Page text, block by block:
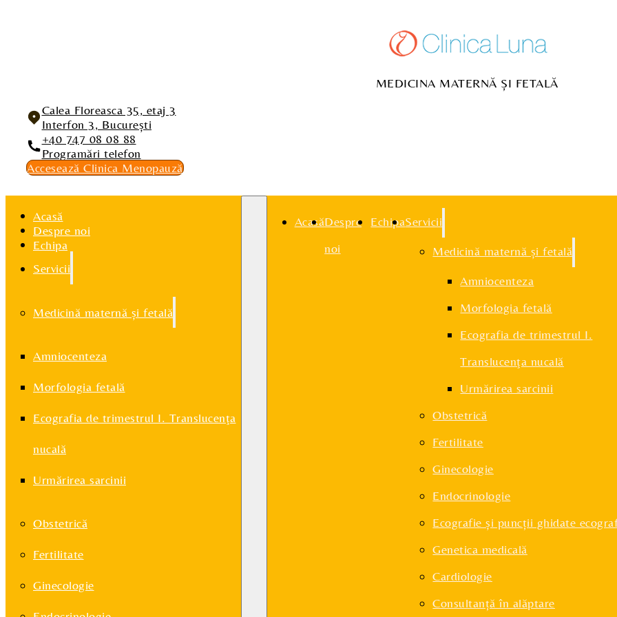
MEDICINA MATERNĂ ȘI FETALĂ
Calea Floreasca 35, etaj 3
Interfon 3, București
+40 747 08 08 88
Programări telefon
Accesează Clinica Menopauză
Acasă
Despre noi
Echipa
Servicii
Medicină maternă și fetală
Amniocenteza
Morfologia fetală
Ecografia de trimestrul I. Translucenţa
nucală
Urmărirea sarcinii
Obstetrică
Fertilitate
Ginecologie
AcasăDespre
noi
EchipaServicii
Medicină maternă și fetală
Amniocenteza
Morfologia fetală
Ecografia de trimestrul I.
Translucenţa nucală
Urmărirea sarcinii
Obstetrică
Fertilitate
Ginecologie
Endocrinologie
Ecografie și puncții ghidate
Genetica medicală
Cardiologie
Consultanță în alăptare